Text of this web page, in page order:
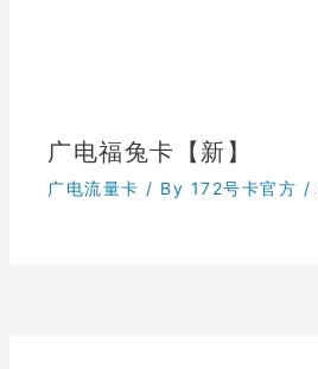
广电福兔卡【新】
广电流量卡 / By 172号卡官方 /